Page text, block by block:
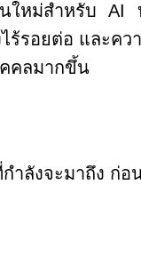
นใหม่สำหรับAI
ร้รอยต่อ และคว
คลมากขึ้น
ำลังจะมาถึง ก่อ